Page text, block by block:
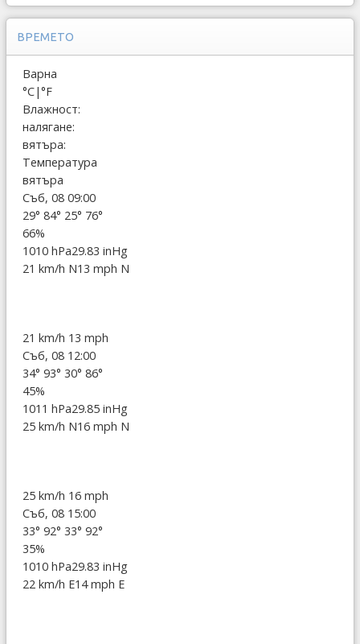
ВРЕМЕТО
Варна
°C|°F
Влажност:
налягане:
вятъра:
Температура
вятъра
Съб, 08 09:00
29° 84° 25° 76°
66%
1010 hPa29.83 inHg
21 km/h N13 mph N
21 km/h 13 mph
Съб, 08 12:00
34° 93° 30° 86°
45%
1011 hPa29.85 inHg
25 km/h N16 mph N
25 km/h 16 mph
Съб, 08 15:00
33° 92° 33° 92°
35%
1010 hPa29.83 inHg
22 km/h E14 mph E